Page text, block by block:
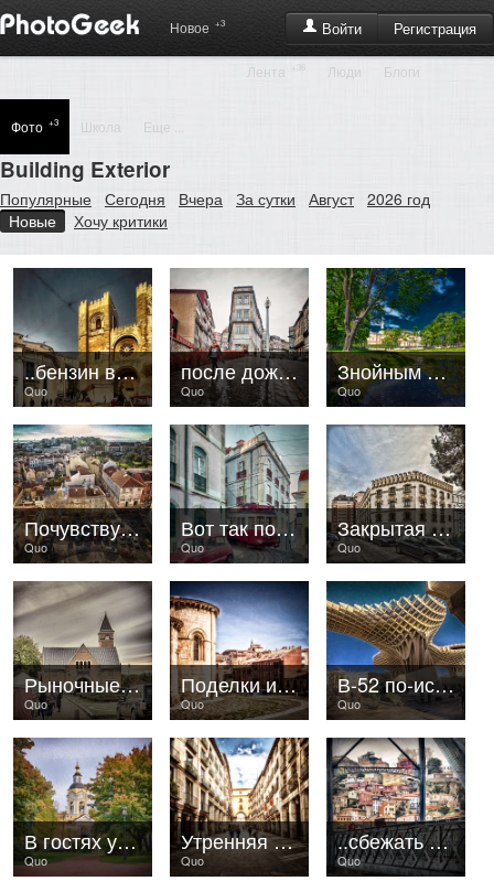
Войти Регистрация
Новое +3
Лента Люди Блоги
Фото +3 Школа Еще ...
Building Exterior
Популярные Сегодня Вчера За сутки Август 2026 год
Новые
Хочу критики
Quo
..бензин ваш - идеи наши
Quo
после дождя..
Quo
Знойным летом у пруда..
Quo
Почувствуй себя гулливером..
Quo
Вот так поворот..
Quo
Закрытая позиция..
Quo
Рыночные отношения
Quo
Поделки из камня
Quo
В-52 по-испански..
Quo
В гостях у Петра и Павла
Quo
Утренняя пустота у Plaza Major
Quo
..сбежать из города